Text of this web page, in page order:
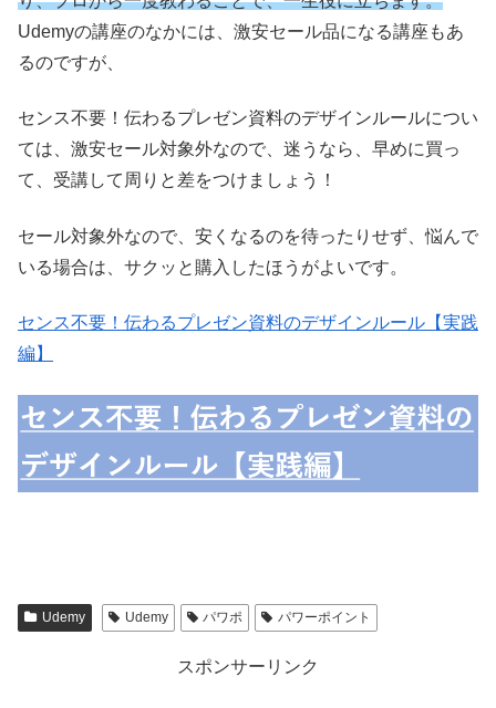
Udemyの講座のなかには、激安セール品になる講座もあ
るのですが、
センス不要！伝わるプレゼン資料のデザインルールについ
ては、激安セール対象外なので、迷うなら、早めに買っ
て、受講して周りと差をつけましょう！
セール対象外なので、安くなるのを待ったりせず、悩んで
いる場合は、サクッと購入したほうがよいです。
センス不要！伝わるプレゼン資料のデザインルール【実践
編】
Udemy Udemy パワポ パワーポイント
スポンサーリンク